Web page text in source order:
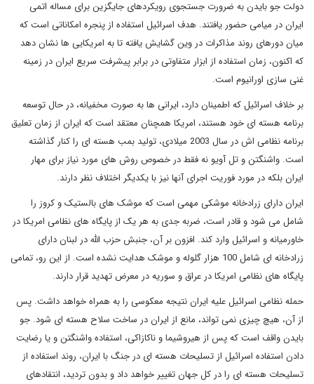
دولت جو بایدن به ضرورت جستجوی رویکردهای جایگزین برای مساله اتمی
ایران در میامی حضور یافتند. هدف اسرائیل استفاده از پنجره امکاناتی است که
میان دورهای روند مذاکرات در وین گشایش یافته تا به امریکایی ها نشان دهد
که اکنون، زمان استفاده از ابزار متفاوتی در برابر پیشرفت سریع ایران در زمینه
غنی سازی اورانیوم است.
بر خلاف اسرائیل که اطمینان دارد، ایرانی ها به صورت مخفیانه، در حال توسعه
برنامه هسته ای خود هستند، امریکا همچنان معتقد است که ایران از زمان تعلیق
برنامه نظامی اش در سال 2003 میلادی، تولید بمب هسته ای را کنار گذاشته
است. واشنگتن و تل آویو نه فقط در خصوص روش های مورد نیاز برای مهار
ایران بلکه در مورد فوریت اجرای آنها نیز با یکدیگر اختلاف نظر دارند.
ایران دارای زرادخانه موشکی مهمی است که موشک های بالستیک و کروز را
شامل می شود و قادر است، ضربه جدی به هر یک از پایگاه های نظامی امریکا در
خاورمیانه و اسرائیل وارد کند. افزون بر آن، جنبش حزب الله در لبنان دارای
زرادخانه ای شامل 100 هزار گلوله و موشک هدایت نشده است. از این رو، تمامی
پایگاه های نظامی امریکا در عراق و سوریه در معرض تهدید قرار دارند.
حمله نظامی اسرائیل علیه ایران نتیجه معکوسی را به همراه خواهد داشت. پس
از آن، هیچ چیزی نمی تواند، مانع از ایران در ساخت سلاح هسته ای شود. جو
بایدن واقف است که پس از هیروشیما و ناکازاکی، استفاده واشنگتن و یا رضایت
دادن استفاده اسرائیل از تسلیحات هسته ای در جنگ با ایران، روند استفاده از
تسلیحات هسته ای را در کل جهان تغییر خواهد داد و بدون تردید، انتقادهای